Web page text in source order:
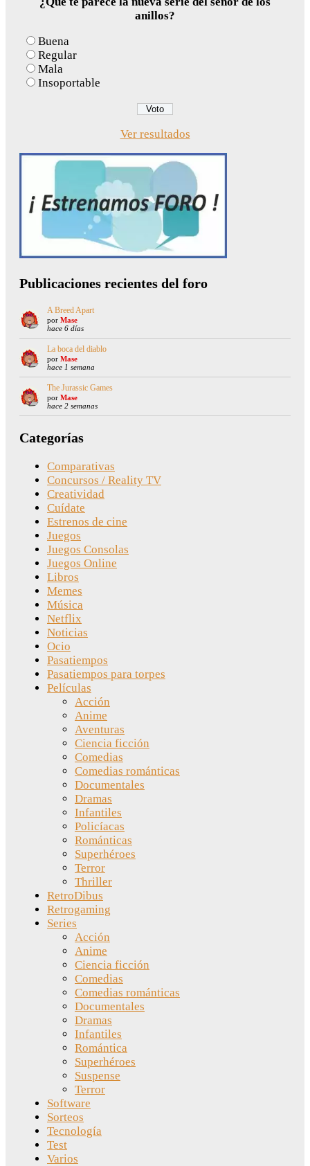
anillos?
Buena
Regular
Mala
Insoportable
Ver resultados
Publicaciones recientes del foro
A Breed Apart
por Mase
hace 6 días
La boca del diablo
por Mase
hace 1 semana
The Jurassic Games
por Mase
hace 2 semanas
Categorías
Comparativas
Concursos / Reality TV
Creatividad
Cuídate
Estrenos de cine
Juegos
Juegos Consolas
Juegos Online
Libros
Memes
Música
Netflix
Noticias
Ocio
Pasatiempos
Pasatiempos para torpes
Películas
Acción
Anime
Aventuras
Ciencia ficción
Comedias
Comedias románticas
Documentales
Dramas
Infantiles
Policíacas
Románticas
Superhéroes
Terror
Thriller
RetroDibus
Retrogaming
Series
Acción
Anime
Ciencia ficción
Comedias
Comedias románticas
Documentales
Dramas
Infantiles
Romántica
Superhéroes
Suspense
Terror
Software
Sorteos
Tecnología
Test
Varios